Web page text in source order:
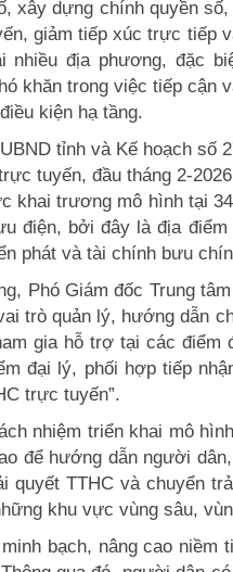
xây dựng chính quyền
giảm tiếp xúc trực tiếp
nhiều địa phương, đặc
khăn trong việc tiếp cận
kiện hạ tầng.
tỉnh và Kế hoạch số
tuyến, đầu tháng 2-
khai trương mô hình tại
điện, bởi đây là địa
phát và tài chính bưu
Phó Giám đốc Trung
trò quản lý, hướng dẫn
gia hỗ trợ tại các
đại lý, phối hợp tiếp
trực tuyến”.
nhiệm triển khai mô
để hướng dẫn người
quyết TTHC và chuyển
khu vực vùng sâu,
bạch, nâng cao